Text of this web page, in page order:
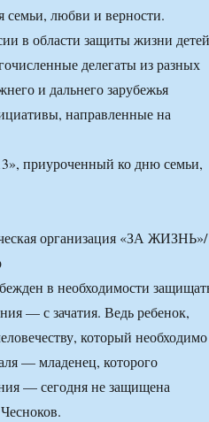
любви и верности.
в области защиты жизни детей
делегаты из разных
и дальнего зарубежья
направленные на
организация «ЗА ЖИЗНЬ»/
в необходимости
— с зачатия. Ведь ребенок,
который необходимо
— младенец, которого
— сегодня не защищена